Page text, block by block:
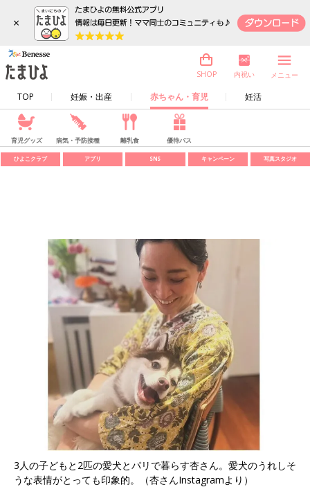
×
TOP 妊娠・出産 赤ちゃん・育児 妊活
SHOP 内祝い メニュー
育児グッズ 病気・予防接種 離乳食 優待パス
ひよこクラブ アプリ SNS キャンペーン 写真スタジオ
3人の子どもと2匹の愛犬とパリで暮らす杏さん。愛犬のうれしそ
うな表情がとっても印象的。（杏さんInstagramより）